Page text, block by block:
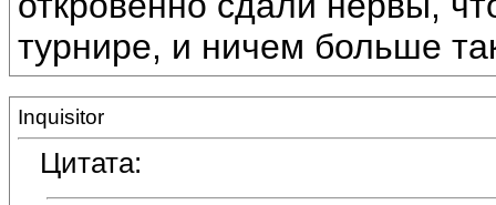
турнире, и ничем больше
Inquisitor
Цитата: